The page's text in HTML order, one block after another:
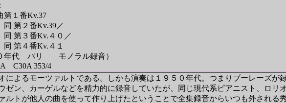
１番Kv.37
Kv.39／
Kv.４０／
Kv.４１
代 パリ モノラル録音）
353/4
よるモーツァルトである。しかも演奏は１９５０年代。つまりブーレーズが
ゼン、カーゲルなどを精力的に録音していたが、同じ現代系ピアニスト、ロリ
トが他人の曲を使って作り上げたということで全集録音からいつも外される